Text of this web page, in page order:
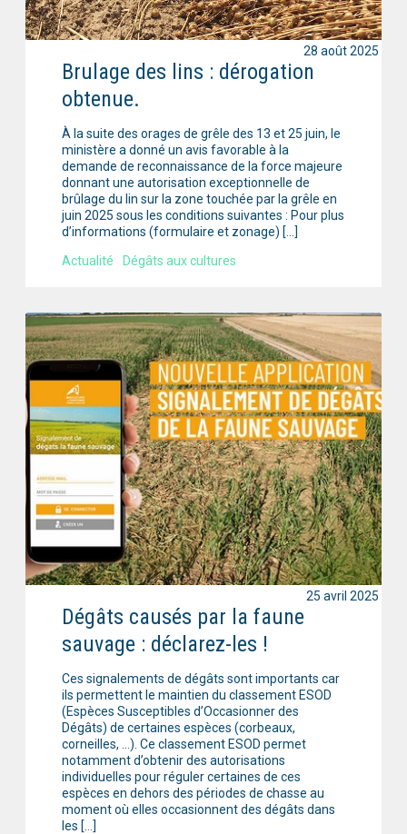
Brulage des lins : dérogation
obtenue.
À la suite des orages de grêle des 13 et 25 juin, le
ministère a donné un avis favorable à la
demande de reconnaissance de la force majeure
donnant une autorisation exceptionnelle de
brûlage du lin sur la zone touchée par la grêle en
juin 2025 sous les conditions suivantes : Pour plus
d’informations (formulaire et zonage) […]
Actualité
Dégâts aux cultures
28 août 2025
Dégâts causés par la faune
sauvage : déclarez-les !
Ces signalements de dégâts sont importants car
ils permettent le maintien du classement ESOD
(Espèces Susceptibles d’Occasionner des
Dégâts) de certaines espèces (corbeaux,
corneilles, …). Ce classement ESOD permet
notamment d’obtenir des autorisations
individuelles pour réguler certaines de ces
espèces en dehors des périodes de chasse au
moment où elles occasionnent des dégâts dans
les […]
25 avril 2025